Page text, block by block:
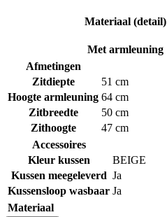
Materiaal (detail)
Met armleuning
Afmetingen
Zitdiepte
51 cm
Hoogte armleuning 64 cm
Zitbreedte
50 cm
Zithoogte
47 cm
Accessoires
Kleur kussen
BEIGE
Kussen meegeleverd Ja
Kussensloop wasbaar Ja
Materiaal